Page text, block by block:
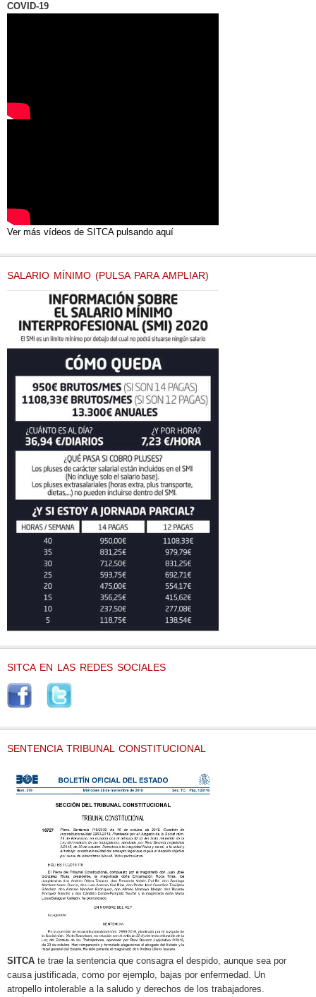
COVID-19
Ver más vídeos de SITCA pulsando aquí
SALARIO MÍNIMO (PULSA PARA AMPLIAR)
SITCA EN LAS REDES SOCIALES
SENTENCIA TRIBUNAL CONSTITUCIONAL
SITCA te trae la sentencia que consagra el despido, aunque sea por
causa justificada, como por ejemplo, bajas por enfermedad. Un
atropello intolerable a la saludo y derechos de los trabajadores.